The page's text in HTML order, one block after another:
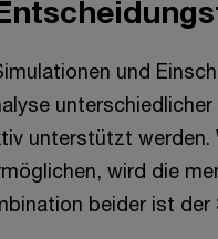
und
unterstützt werden.
wird die
beider ist